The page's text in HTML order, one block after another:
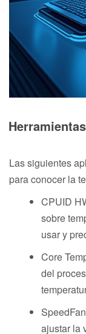
Las siguientes
para conocer la
CPUID
sobre
usar y
Core
del
ajustar la